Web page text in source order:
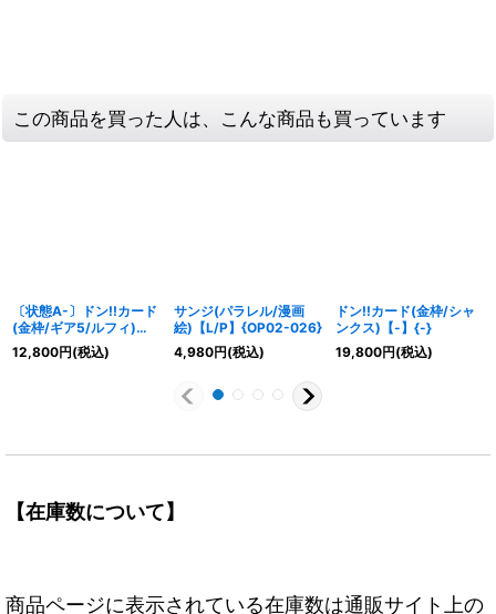
この商品を買った人は、こんな商品も買っています
〔状態A-〕ドン!!カード
(金枠/ギア5/ルフィ)
【-】{-}
12,800円(税込)
サンジ(パラレル/漫画
絵)【L/P】{OP02-026}
4,980円(税込)
ドン!!カード(金枠/シャ
ンクス)【-】{-}
19,800円(税込)
【在庫数について】
商品ページに表示されている在庫数は通販サイト上の